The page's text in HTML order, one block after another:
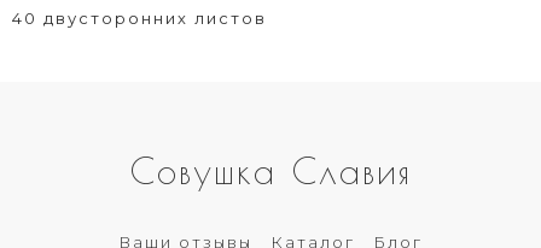
40 двусторонних листов
Совушка Славия
Ваши отзывы Каталог Блог